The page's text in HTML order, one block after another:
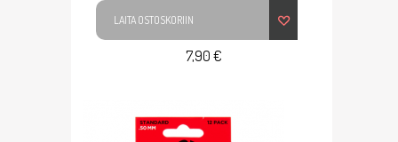
LAITA OSTOSKORIIN
7,90 €